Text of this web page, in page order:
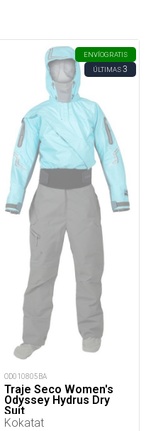
ENVÍOGRATIS
ÚLTIMAS3
OD010805BA
Traje Seco Women's
Odyssey Hydrus Dry
Suit
Kokatat